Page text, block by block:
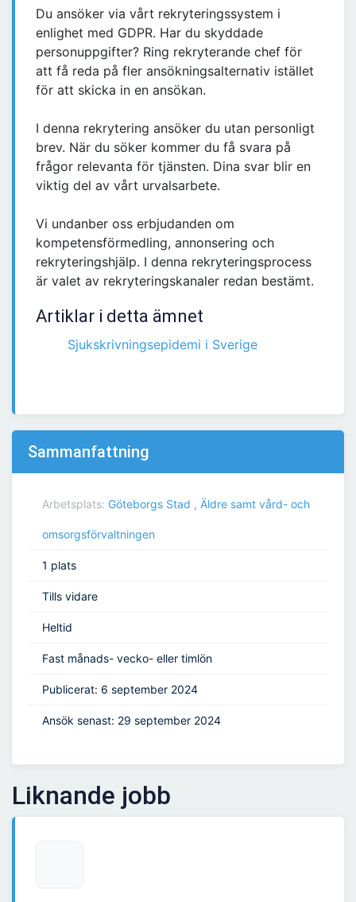
Du ansöker via vårt rekryteringssystem i
enlighet med GDPR. Har du skyddade
personuppgifter? Ring rekryterande chef för
att få reda på fler ansökningsalternativ istället
för att skicka in en ansökan.
I denna rekrytering ansöker du utan personligt
brev. När du söker kommer du få svara på
frågor relevanta för tjänsten. Dina svar blir en
viktig del av vårt urvalsarbete.
Vi undanber oss erbjudanden om
kompetensförmedling, annonsering och
rekryteringshjälp. I denna rekryteringsprocess
är valet av rekryteringskanaler redan bestämt.
Artiklar i detta ämnet
Sjukskrivningsepidemi i Sverige
Sammanfattning
Arbetsplats: Göteborgs Stad , Äldre samt vård- och
omsorgsförvaltningen
1 plats
Tills vidare
Heltid
Fast månads- vecko- eller timlön
Publicerat: 6 september 2024
Ansök senast: 29 september 2024
Liknande jobb